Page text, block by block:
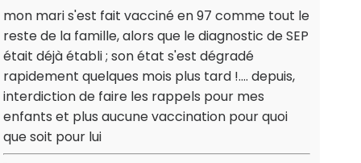
mon mari s'est fait vacciné en 97 comme tout le
reste de la famille, alors que le diagnostic de SEP
était déjà établi ; son état s'est dégradé
rapidement quelques mois plus tard !.... depuis,
interdiction de faire les rappels pour mes
enfants et plus aucune vaccination pour quoi
que soit pour lui